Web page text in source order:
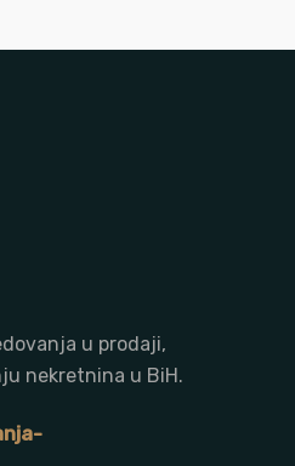
u prodaji,
nekretnina u BiH.